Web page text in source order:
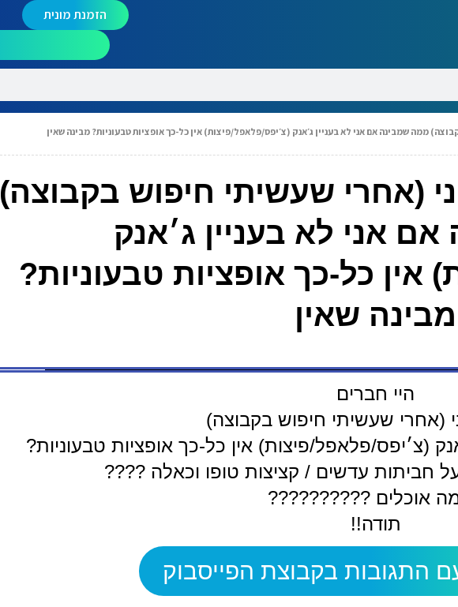
הזמנת מונית
ממה שמבינה אם אני לא בעניין ג׳אנק (צ׳יפס/פלאפל/פיצות) אין כל-כך אופציות טבעוניות? מבינה שאין
(אחרי שעשיתי חיפוש בקבוצה)
אני לא בעניין ג׳אנק
אין כל-כך אופציות טבעוניות?
מבינה שאין
היי חברים
(אחרי שעשיתי חיפוש בקבוצה)
(צ׳יפס/פלאפל/פיצות) אין כל-כך אופציות טבעוניות?
חביתות עדשים / קציצות טופו וכאלה ????
אוכלים ??????????
תודה!!
התגובות בקבוצת הפייסבוק